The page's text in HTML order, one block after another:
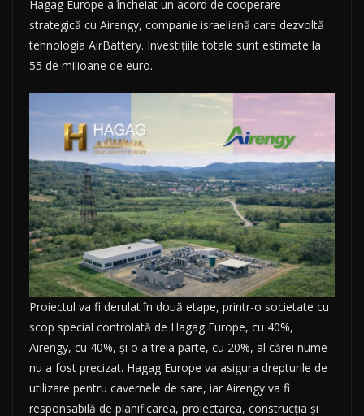
Hagag Europe a încheiat un acord de cooperare
strategică cu Airengy, companie israeliană care dezvoltă
tehnologia AirBattery. Investițiile totale sunt estimate la
55 de milioane de euro.
Proiectul va fi derulat în două etape, printr-o societate cu
scop special controlată de Hagag Europe, cu 40%,
Airengy, cu 40%, și o a treia parte, cu 20%, al cărei nume
nu a fost precizat. Hagag Europe va asigura drepturile de
utilizare pentru cavernele de sare, iar Airengy va fi
responsabilă de planificarea, proiectarea, construcția și